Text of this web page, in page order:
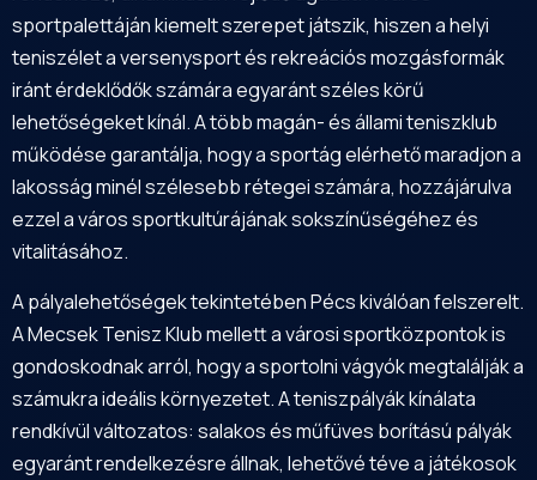
sportpalettáján kiemelt szerepet játszik, hiszen a helyi
teniszélet a versenysport és rekreációs mozgásformák
iránt érdeklődők számára egyaránt széles körű
lehetőségeket kínál. A több magán- és állami teniszklub
működése garantálja, hogy a sportág elérhető maradjon a
lakosság minél szélesebb rétegei számára, hozzájárulva
ezzel a város sportkultúrájának sokszínűségéhez és
vitalitásához.
A pályalehetőségek tekintetében Pécs kiválóan felszerelt.
A Mecsek Tenisz Klub mellett a városi sportközpontok is
gondoskodnak arról, hogy a sportolni vágyók megtalálják a
számukra ideális környezetet. A teniszpályák kínálata
rendkívül változatos: salakos és műfüves borítású pályák
egyaránt rendelkezésre állnak, lehetővé téve a játékosok